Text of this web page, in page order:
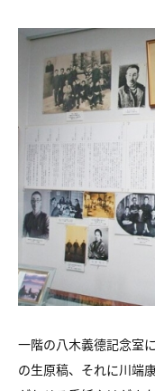
一階の八木義德記念室
の生原稿、それに川端